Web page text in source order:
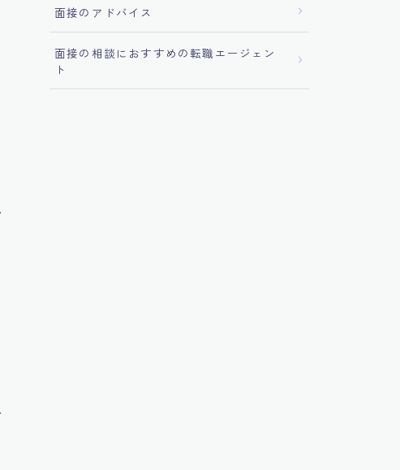
面接のアドバイス
面接の相談におすすめの転職エージェン
ト